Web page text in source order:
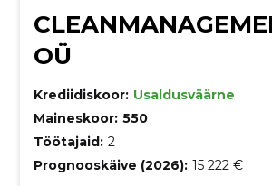
OÜ
Krediidiskoor: Usaldusväärne
Maineskoor: 550
Töötajaid: 2
Prognooskäive (2026): 15 222 €